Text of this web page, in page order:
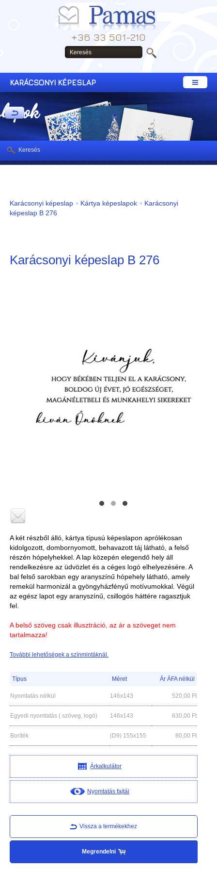
+36 33 501-210
KARÁCSONYI KÉPESLAP
Karácsonyi képeslap Kártya képeslapok
Karácsonyi
képeslap B 276
Karácsonyi képeslap B 276
A két részből álló, kártya típusú képeslapon aprólékosan
kidolgozott, dombornyomott, behavazott táj látható, a felső
részén hópelyhekkel. A lap közepén elegendő hely áll
rendelkezésre az üdvözlet és a céges logó elhelyezésére. A
bal felső sarokban egy aranyszínű hópehely látható, amely
remekül harmonizál a gyöngyházfényű motívumokkal. Végül
az egész lapot egy aranyszínű, csillogós háttére ragasztjuk
fel.
A belső szöveg csak illusztráció, az ár a szöveget nem
tartalmazza!
További lehetőségek a színmintáknál.
Típus Méret Ár ÁFA nélkül
Nyomtatás nélkül 146x143 520,00 Ft
Egyedi nyomtatás ( szöveg, logó) 146x143 630,00 Ft
Boríték (D9) 155x155 80,00 Ft
Árkalkulátor
Nyomtatás fajtái
Vissza a termékekhez
Megrendelni
Keresés